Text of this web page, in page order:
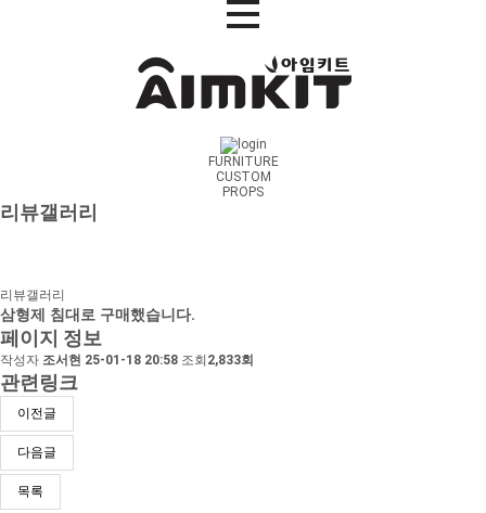
FURNITURE
CUSTOM
PROPS
리뷰갤러리
리뷰갤러리
삼형제 침대로 구매했습니다.
페이지 정보
작성자 조서현 25-01-18 20:58 조회 2,833회
관련링크
이전글
다음글
목록